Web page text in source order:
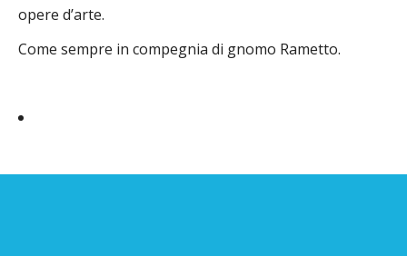
opere d’arte.
Come sempre in compegnia di gnomo Rametto.